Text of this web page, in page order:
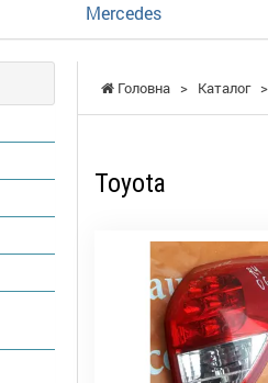
Mercedes
Головна > Каталог >
Toyota